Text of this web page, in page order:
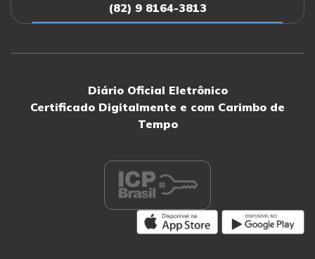
Pedido de Desincompatibilização
PORTARIA nº247/2024 (de 05 de julho de 2024)
Pedido de Desincompatibilização
PORTARIA nº246/2024 (de 05 de julho de 2024)
Pedido de Desincompatibilização
PORTARIA nº245/2024 (de 05 de julho de 2024)
(82) 9 8164-3813
Diário Oficial Eletrônico
Certificado Digitalmente e com Carimbo de
Tempo